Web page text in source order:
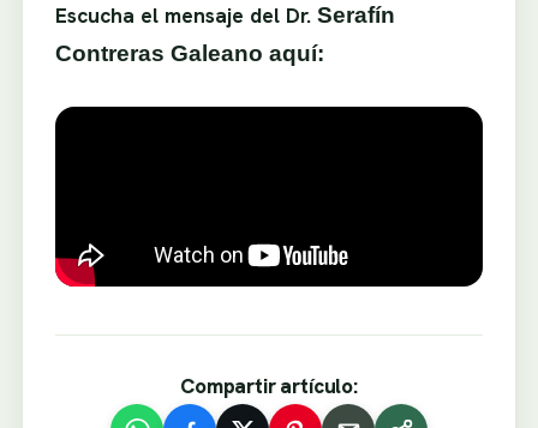
Escucha el mensaje del Dr. Serafín
Contreras Galeano aquí:
Compartir artículo: